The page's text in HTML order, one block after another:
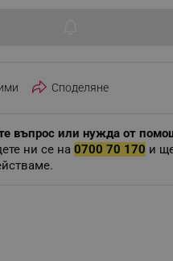
Споделяне
въпрос или нужда от
ни се на 0700 70 170 и